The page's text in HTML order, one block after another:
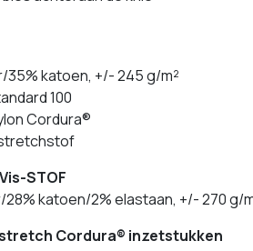
katoen, +/- 245 g/m²
100
Cordura®
STOF
katoen/2% elastaan, +/- 270 g/
stretch Cordura® inzetstukken